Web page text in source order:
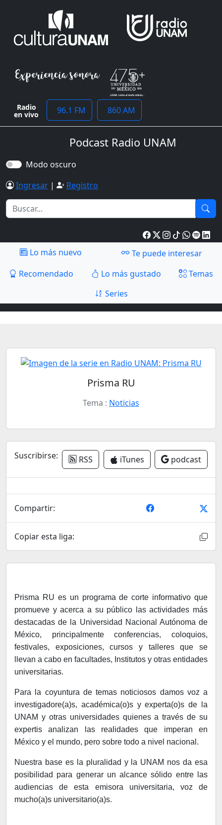
Radio
en vivo 96.1 FM 860 AM
Podcast Radio UNAM
Modo oscuro
Ingresar | Registro
Lo más nuevo
Te puede interesar
Recomendado
Lo más gustado
Temas
Series
Prisma RU
Tema : Noticias
Suscribirse: RSS iTunes podcast
Compartir:
Copiar esta liga:
Prisma RU es un programa de corte informativo que
promueve y acerca a su público las actividades más
destacadas de la Universidad Nacional Autónoma de
México, principalmente conferencias, coloquios,
festivales, exposiciones, cursos y talleres que se
llevan a cabo en facultades, Institutos y otras entidades
universitarias.
Para la coyuntura de temas noticiosos damos voz a
investigadore(a)s, académica(o)s y experta(o)s de la
UNAM y otras universidades quienes a través de su
expertis analizan las realidades que imperan en
México y el mundo, pero sobre todo a nivel nacional.
Nuestra base es la pluralidad y la UNAM nos da esa
posibilidad para generar un alcance sólido entre las
audiencias de esta emisora universitaria, voz de
mucho(a)s universitario(a)s.